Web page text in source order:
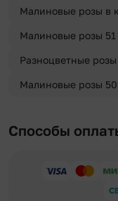
Малиновые розы в
Малиновые розы
Разноцветные
Малиновые розы
Способы